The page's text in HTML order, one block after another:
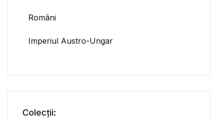
Români
Imperiul Austro-Ungar
Colecții: